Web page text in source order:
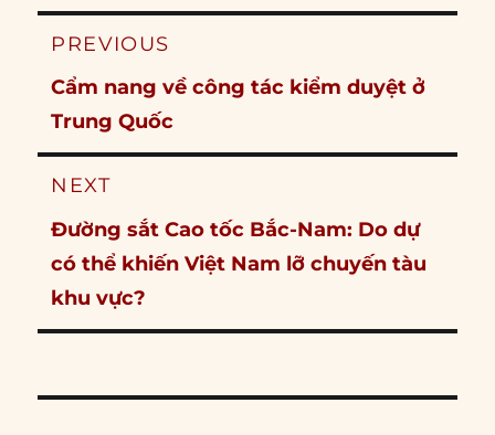
Post
PREVIOUS
Previous
post:
Cẩm nang về công tác kiểm duyệt ở
Trung Quốc
NEXT
Next
post:
Đường sắt Cao tốc Bắc-Nam: Do dự
có thể khiến Việt Nam lỡ chuyến tàu
khu vực?